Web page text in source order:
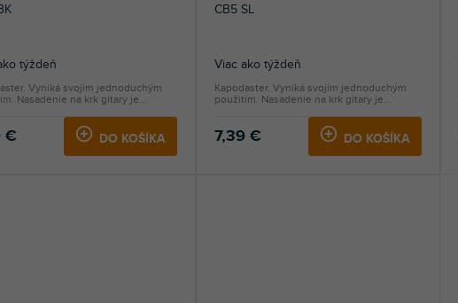
týždeň
€ DO KOŠÍKA
Vyniká svojím jednoduchým
Nasadenie na krk gitary je...
CB5 SL
Viac ako týždeň
7,39 € DO KOŠÍKA
Kapodaster. Vyniká svojím jednoduchým
použitím. Nasadenie na krk gitary je...